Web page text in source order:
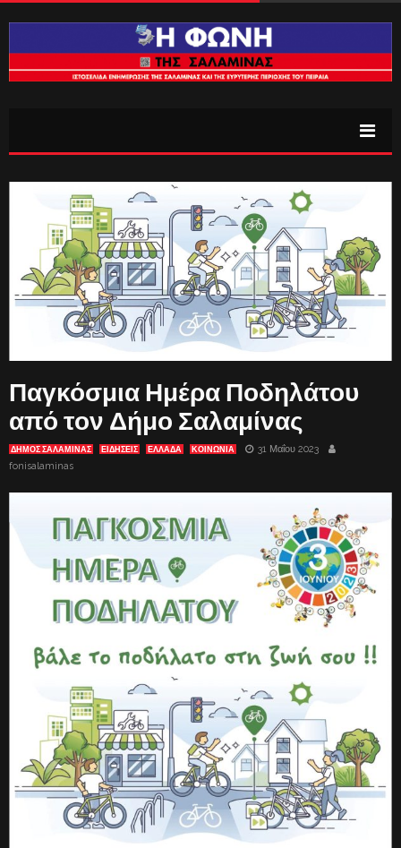
Παγκόσμια Ημέρα Ποδηλάτου
από τον Δήμο Σαλαμίνας
ΔΗΜΟΣ ΣΑΛΑΜΙΝΑΣ ΕΙΔΗΣΕΙΣ ΕΛΛΑΔΑ ΚΟΙΝΩΝΙΑ
31 Μαΐου 2023
fonisalaminas